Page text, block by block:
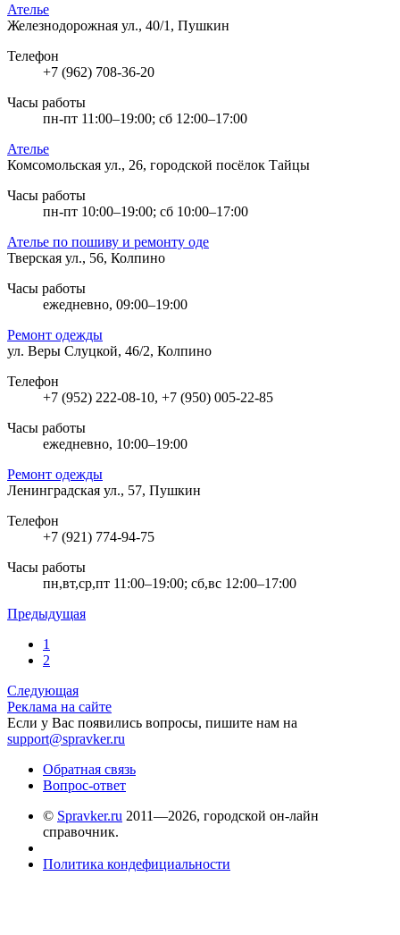
Ателье
Железнодорожная ул., 40/1, Пушкин
Телефон
+7 (962) 708-36-20
Часы работы
пн-пт 11:00–19:00; сб 12:00–17:00
Ателье
Комсомольская ул., 26, городской посёлок Тайцы
Часы работы
пн-пт 10:00–19:00; сб 10:00–17:00
Ателье по пошиву и ремонту оде
Тверская ул., 56, Колпино
Часы работы
ежедневно, 09:00–19:00
Ремонт одежды
ул. Веры Слуцкой, 46/2, Колпино
Телефон
+7 (952) 222-08-10, +7 (950) 005-22-85
Часы работы
ежедневно, 10:00–19:00
Ремонт одежды
Ленинградская ул., 57, Пушкин
Телефон
+7 (921) 774-94-75
Часы работы
пн,вт,ср,пт 11:00–19:00; сб,вс 12:00–17:00
Предыдущая
1
2
Следующая
Реклама на сайте
Если у Вас появились вопросы, пишите нам на
support@spravker.ru
Обратная связь
Вопрос-ответ
© Spravker.ru 2011—2026, городской он-лайн
справочник.
Политика кондефициальности